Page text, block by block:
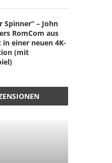
Spinner“ – John
RomCom aus
in einer neuen 4K-
(mit